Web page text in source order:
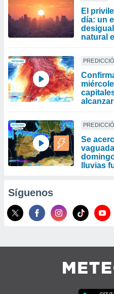
El
día: un
natural
Se
lluvias
Síguenos